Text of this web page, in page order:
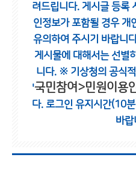
려드립니다. 게시글 등록
인정보가 포함될 경우 개
유의하여 주시기 바랍니
게시물에 대해서는 선별
니다. ※ 기상청의 공식
'국민참여>민원이용
다. 로그인 유지시간(10
바랍